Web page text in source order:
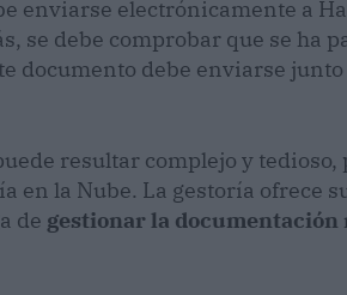
enviarse electrónicamente a
se debe comprobar que se ha
documento debe enviarse junto
resultar complejo y
en la Nube. La gestoría ofrece
de gestionar la